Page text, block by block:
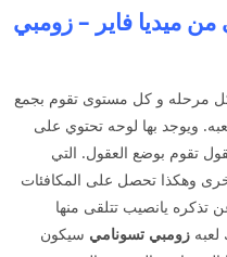
ميديا فاير – زومبي
كل مرحله و كل مستوى تقوم بجمع
ويوجد بها لوحه تحتوي على
تقوم بوضع العقول. التي
وهكذا تحصل على المكافئات
تذكره يانصيب تتلقى منها
زومبي تسونامي سيكون